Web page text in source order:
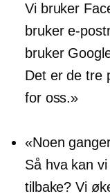
Vi bruker
bruker e-
bruker
Det er de tre
for oss.»
«Noen
Så hva kan
tilbake? Vi